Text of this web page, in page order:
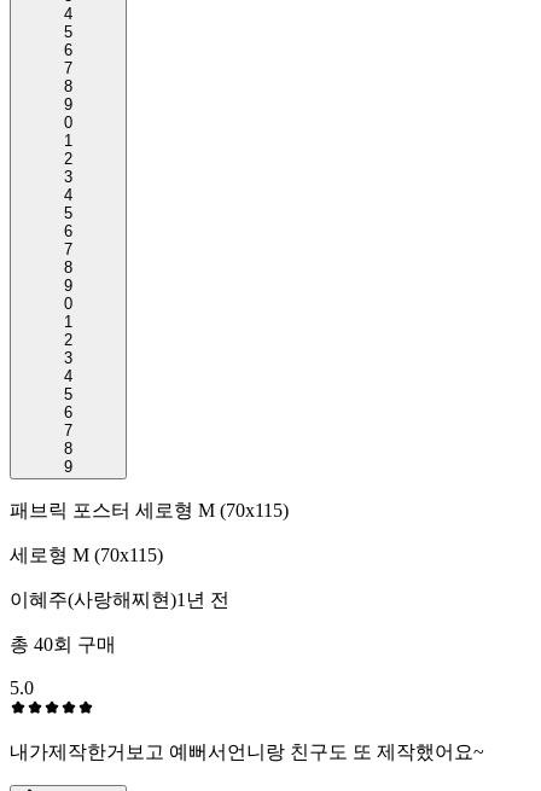
4
5
6
7
8
9
0
1
2
3
4
5
6
7
8
9
0
1
2
3
4
5
6
7
8
9
패브릭 포스터 세로형 M (70x115)
세로형 M (70x115)
이혜주(사랑해찌현)1년 전
총 40회 구매
5.0
내가제작한거보고 예뻐서언니랑 친구도 또 제작했어요~